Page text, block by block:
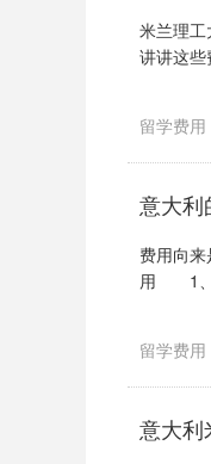
米兰理
讲讲这
留学费
意大利
费用向
用 1、
留学费
意大利